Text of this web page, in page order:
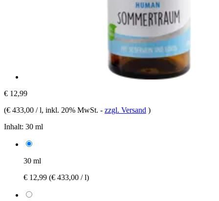
€ 12,99
(€ 433,00 / l, inkl. 20% MwSt. - zzgl. Versand )
Inhalt: 30 ml
30 ml
€ 12,99 (€ 433,00 / l)